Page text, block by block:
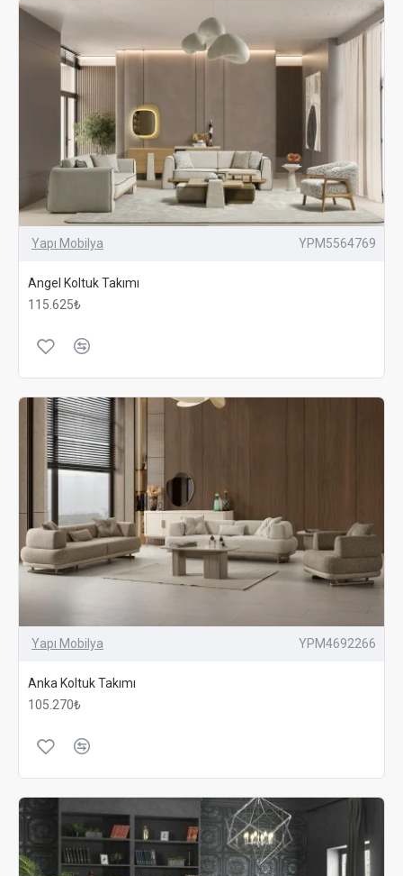
Yapı Mobilya YPM5564769
Angel Koltuk Takımı
115.625₺
Yapı Mobilya YPM4692266
Anka Koltuk Takımı
105.270₺